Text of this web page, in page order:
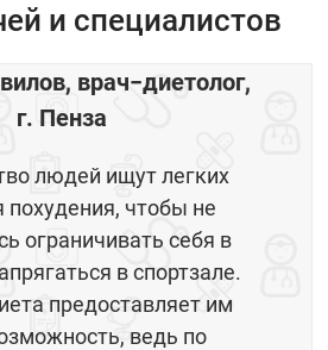
и специалистов
врач−диетолог,
г. Пенза
людей ищут легких
похудения, чтобы не
ограничивать себя в
в спортзале.
предоставляет им
ведь по